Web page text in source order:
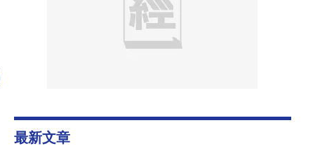
最新文章